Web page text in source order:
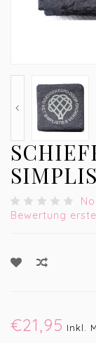
Bewertung
€21,95 Inkl.